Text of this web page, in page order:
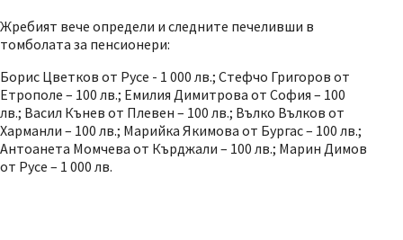
Жребият вече определи и следните печеливши в
томболата за пенсионери:
Борис Цветков от Русе - 1 000 лв.; Стефчо Григоров от
Етрополе – 100 лв.; Емилия Димитрова от София – 100
лв.; Васил Кънев от Плевен – 100 лв.; Вълко Вълков от
Харманли – 100 лв.; Марийка Якимова от Бургас – 100 лв.;
Антоанета Момчева от Кърджали – 100 лв.; Марин Димов
от Русе – 1 000 лв.